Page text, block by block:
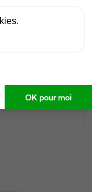
OK pour moi